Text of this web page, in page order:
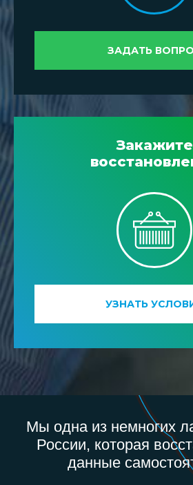
ЗАДАТЬ
Закажите
УЗНАТЬ
Мы одна из немногих
России, которая
данные